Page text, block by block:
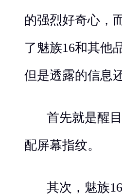
的强烈好奇心，
了魅族16和其他
但是透露的信息
首先就是醒
配屏幕指纹。
其次，魅族